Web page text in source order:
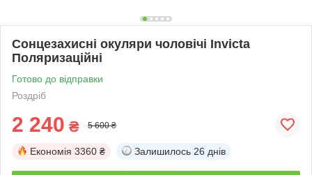
Сонцезахисні окуляри чоловічі Invicta
Поляризаційні
Готово до відправки
Роздріб
2 240 ₴ 5 600 ₴
Економія 3360 ₴ Залишилось 26 днів